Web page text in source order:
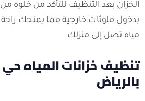
الخزان بعد التنظيف للتأكد من
بدخول ملوثات خارجية مما يمنحك
مياه تصل إلى منزلك.
تنظيف خزانات المياه حي
بالرياض